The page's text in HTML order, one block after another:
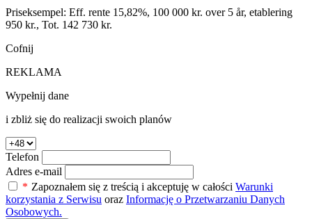
Priseksempel: Eff. rente 15,82%, 100 000 kr. over 5 år, etablering
950 kr., Tot. 142 730 kr.
Cofnij
REKLAMA
Wypełnij dane
i zbliż się do realizacji swoich planów
Telefon
Adres e-mail
* Zapoznałem się z treścią i akceptuję w całości Warunki
korzystania z Serwisu oraz Informację o Przetwarzaniu Danych
Osobowych.